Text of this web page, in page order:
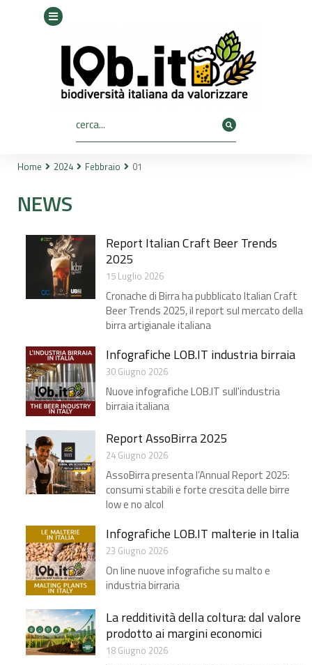
Tu sei qui:
Home 2024 Febbraio 01
NEWS
Report Italian Craft Beer Trends
2025​
15 Luglio 2026
Cronache di Birra ha pubblicato Italian Craft
Beer Trends 2025, il report sul mercato della
birra artigianale italiana
Infografiche LOB.IT industria birraia
30 Giugno 2026
Nuove infografiche LOB.IT sull'industria
birraia italiana
Report AssoBirra 2025
24 Giugno 2026
AssoBirra presenta l’Annual Report 2025:
consumi stabili e forte crescita delle birre
low e no alcol
Infografiche LOB.IT malterie in Italia
23 Giugno 2026
On line nuove infografiche su malto e
industria birraria
La redditività della coltura: dal valore
prodotto ai margini economici
18 Giugno 2026